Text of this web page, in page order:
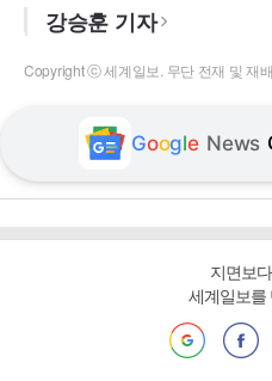
강승훈 기자
Copyright ⓒ 세계일보. 무단 전재 및 재
Google News
지면보
세계일보를